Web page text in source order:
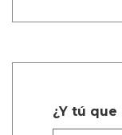
¿Y tú que